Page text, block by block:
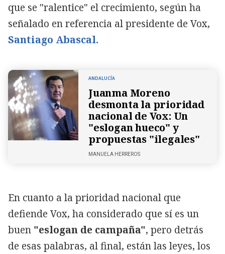
que se "ralentice" el crecimiento, según ha
señalado en referencia al presidente de Vox,
Santiago Abascal.
ANDALUCÍA
Juanma Moreno
desmonta la prioridad
nacional de Vox: Un
"eslogan hueco" y
propuestas "ilegales"
MANUELA HERREROS
En cuanto a la prioridad nacional que
defiende Vox, ha considerado que sí es un
buen "eslogan de campaña", pero detrás
de esas palabras, al final, están las leyes, los